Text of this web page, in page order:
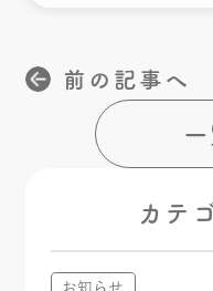
前の記事へ
カテ
お知らせ